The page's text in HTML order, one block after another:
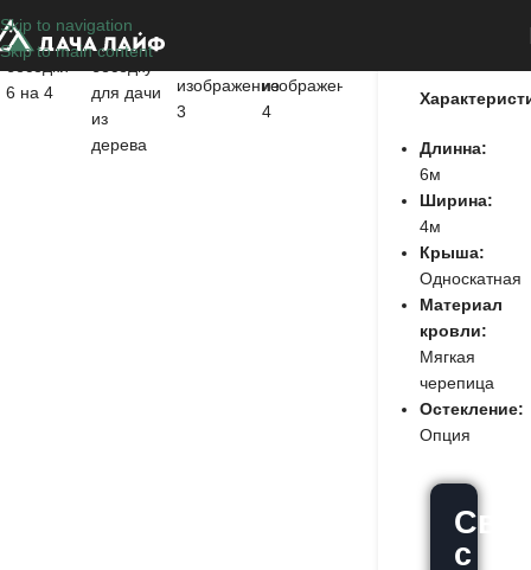
Skip to navigation
Skip to main content
Длинна:
6м
Ширина:
4м
Крыша:
Односкатная
Материал
кровли:
Мягкая
черепица
Остекление:
Опция
с